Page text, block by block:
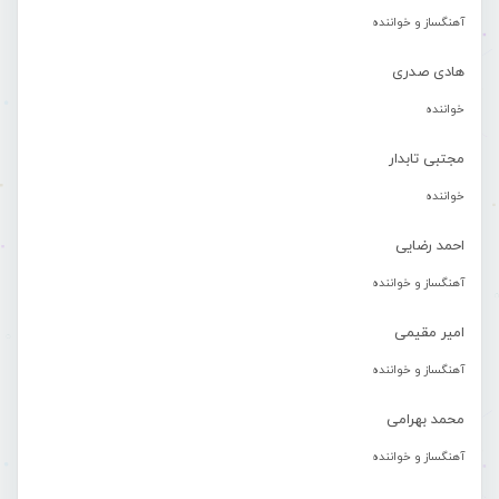
آهنگساز و خواننده
هادی صدری
خواننده
مجتبی تابدار
خواننده
احمد رضایی
آهنگساز و خواننده
امیر مقیمی
آهنگساز و خواننده
محمد بهرامی
آهنگساز و خواننده